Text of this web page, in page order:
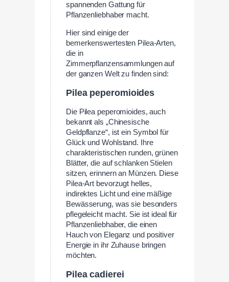
spannenden Gattung für
Pflanzenliebhaber macht.
Hier sind einige der
bemerkenswertesten Pilea-Arten,
die in
Zimmerpflanzensammlungen auf
der ganzen Welt zu finden sind:
Pilea peperomioides
Die Pilea peperomioides, auch
bekannt als „Chinesische
Geldpflanze“, ist ein Symbol für
Glück und Wohlstand. Ihre
charakteristischen runden, grünen
Blätter, die auf schlanken Stielen
sitzen, erinnern an Münzen. Diese
Pilea-Art bevorzugt helles,
indirektes Licht und eine mäßige
Bewässerung, was sie besonders
pflegeleicht macht. Sie ist ideal für
Pflanzenliebhaber, die einen
Hauch von Eleganz und positiver
Energie in ihr Zuhause bringen
möchten.
Pilea cadierei